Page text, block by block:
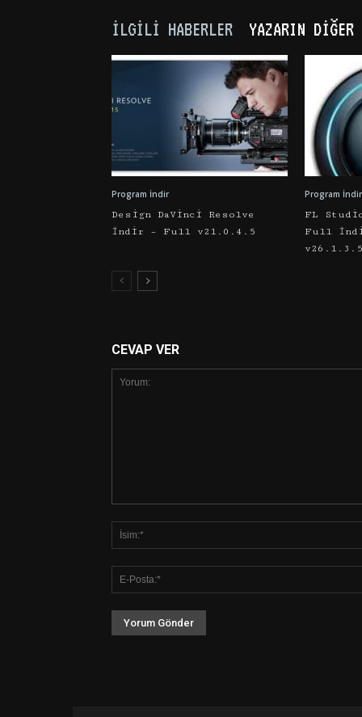
İLGILI HABERLER YAZARIN
Program İndir
Design DaVinci Resolve
İndir – Full v21.0.4.5
Program İndir
FL
Full
CEVAP VER